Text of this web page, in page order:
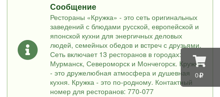
0
Сообщение
Рестораны «Кружка» - это сеть оригинальных
заведений с блюдами русской, европейской и
японской кухни для энергичных деловых
людей, семейных обедов и встреч с друзьями.
Сеть включает 13 ресторанов в городах:
Мурманск, Североморск и Мончегорск. Кружка
- это дружелюбная атмосфера и душевная
кухня. Кружка - это по-родному. Контактный
номер для ресторанов: 770-077